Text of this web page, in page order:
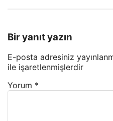
Bir yanıt yazın
E-posta adresiniz
ile işaretlenmişlerdir
Yorum *